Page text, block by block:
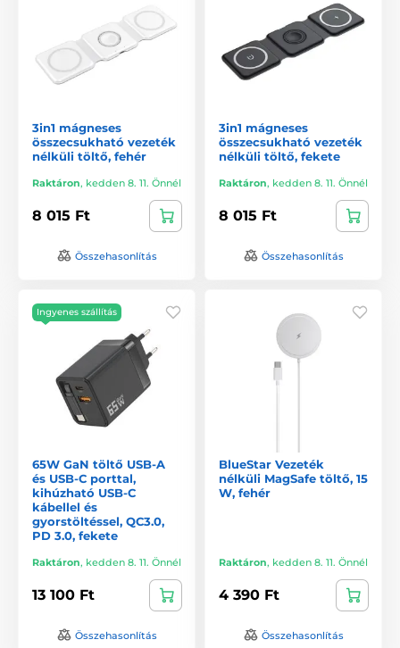
3in1 mágneses
összecsukható vezeték
nélküli töltő, fehér
Raktáron, kedden 8. 11. Önnél
8 015 Ft
Összehasonlítás
3in1 mágneses
összecsukható vezeték
nélküli töltő, fekete
Raktáron, kedden 8. 11. Önnél
8 015 Ft
Összehasonlítás
Ingyenes szállítás
65W GaN töltő USB-A
és USB-C porttal,
kihúzható USB-C
kábellel és
gyorstöltéssel, QC3.0,
PD 3.0, fekete
Raktáron, kedden 8. 11. Önnél
13 100 Ft
Összehasonlítás
BlueStar Vezeték
nélküli MagSafe töltő, 15
W, fehér
Raktáron, kedden 8. 11. Önnél
4 390 Ft
Összehasonlítás